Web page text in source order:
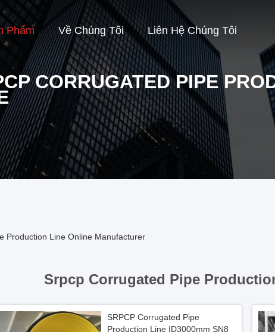
Phẩm Về Chúng Tôi Liên Hệ Chúng Tôi
CORRUGATED PIPE
Production Line Online Manufacturer
Srpcp Corrugated Pipe
SRPCP Corrugated Pipe
Production Line ID3000mm SN8